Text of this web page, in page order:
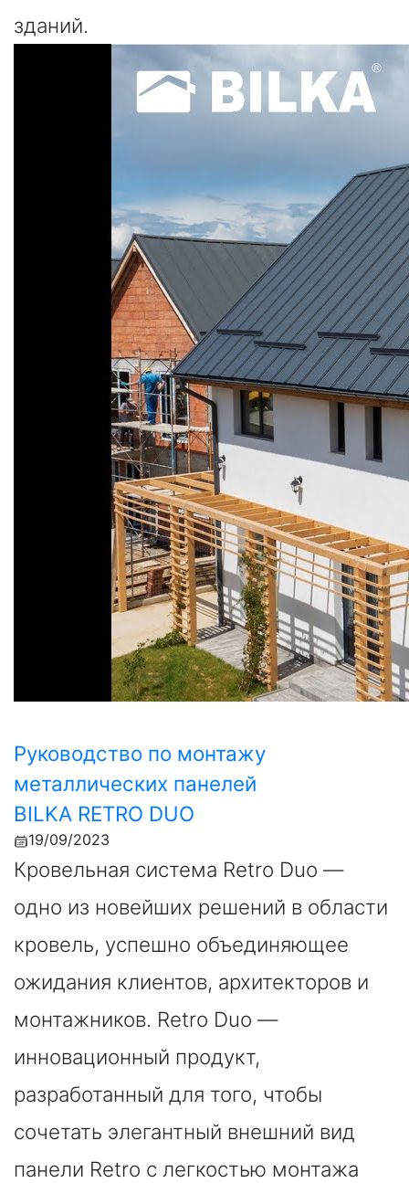
зданий.
Руководство по монтажу
металлических панелей
BILKA RETRO DUO
19/09/2023
Кровельная система Retro Duo —
одно из новейших решений в области
кровель, успешно объединяющее
ожидания клиентов, архитекторов и
монтажников. Retro Duo —
инновационный продукт,
разработанный для того, чтобы
сочетать элегантный внешний вид
панели Retro с легкостью монтажа